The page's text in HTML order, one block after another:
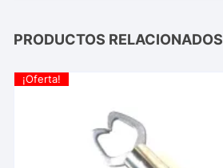
PRODUCTOS RELACIONADOS
¡Oferta!